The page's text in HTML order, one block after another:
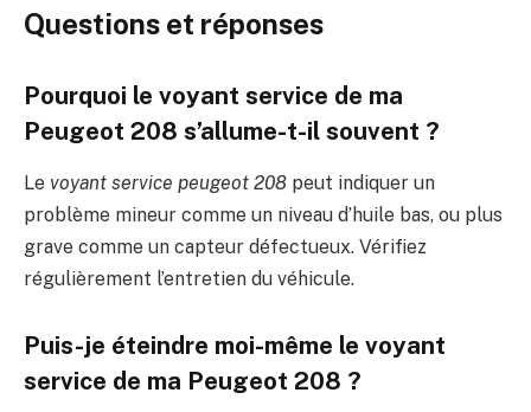
Questions et réponses
Pourquoi le voyant service de ma
Peugeot 208 s’allume-t-il souvent ?
Le voyant service peugeot 208 peut indiquer un
problème mineur comme un niveau d’huile bas, ou plus
grave comme un capteur défectueux. Vérifiez
régulièrement l’entretien du véhicule.
Puis-je éteindre moi-même le voyant
service de ma Peugeot 208 ?